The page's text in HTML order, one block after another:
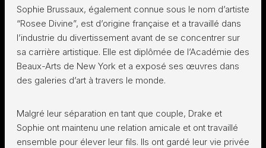
Sophie Brussaux, également connue sous le nom d’artiste
“Rosee Divine”, est d’origine française et a travaillé dans
l’industrie du divertissement avant de se concentrer sur
sa carrière artistique. Elle est diplômée de l’Académie des
Beaux-Arts de New York et a exposé ses œuvres dans
des galeries d’art à travers le monde.
Malgré leur séparation en tant que couple, Drake et
Sophie ont maintenu une relation amicale et ont travaillé
ensemble pour élever leur fils. Ils ont gardé leur vie privée